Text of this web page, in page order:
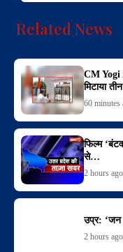
Related News
CM Yogi
मिटाया
60 minutes
फिल्म
से…
2 hours ago
उप्र: ‘जन
2 hours ago